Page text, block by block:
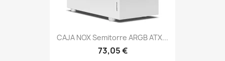
CAJA NOX Semitorre ARGB ATX...
73,05 €